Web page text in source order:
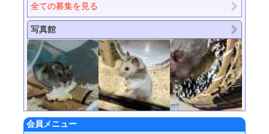
全ての募集を見る
写真館
会員メニュー